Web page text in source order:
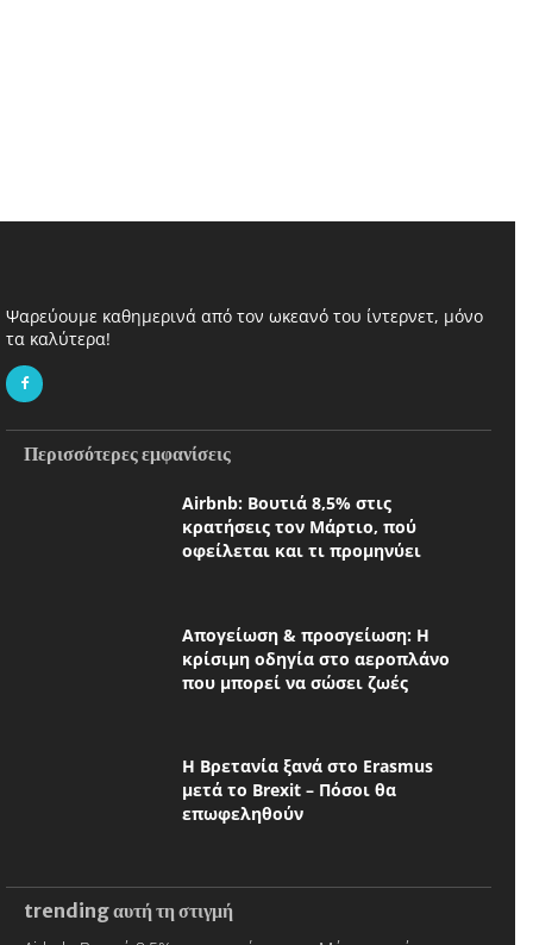
Ψαρεύουμε καθημερινά από τον ωκεανό του ίντερνετ, μόνο
τα καλύτερα!
Περισσότερες εμφανίσεις
Airbnb: Βουτιά 8,5% στις
κρατήσεις τον Μάρτιο, πού
οφείλεται και τι προμηνύει
Απογείωση & προσγείωση: Η
κρίσιμη οδηγία στο αεροπλάνο
που μπορεί να σώσει ζωές
Η Βρετανία ξανά στο Erasmus
μετά το Brexit – Πόσοι θα
επωφεληθούν
trending αυτή τη στιγμή